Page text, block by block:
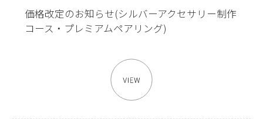
価格改定のお知らせ(シルバーアクセサリー制作
コース・プレミアムペアリング)